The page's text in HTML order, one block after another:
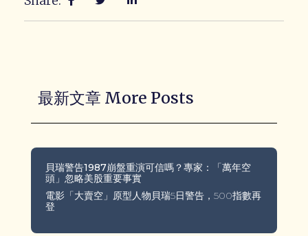
最新文章 More Posts
貝瑞警告1987崩盤重演可信嗎？專家：「萬年空
頭」忽略美股重要事實
電影「大賣空」原型人物貝瑞5日警告，500指數再
登